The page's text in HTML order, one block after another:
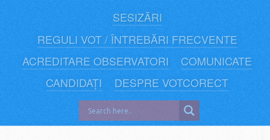
SESIZĂRI
REGULI VOT / ÎNTREBĂRI FRECVENTE
ACREDITARE OBSERVATORI
COMUNICATE
CANDIDAȚI
DESPRE VOTCORECT